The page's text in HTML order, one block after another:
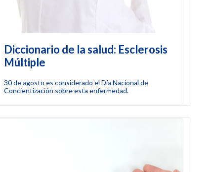
Diccionario de la salud: Esclerosis
Múltiple
30 de agosto es considerado el Día Nacional de
Concientización sobre esta enfermedad.